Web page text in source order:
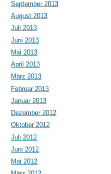
September 2013
August 2013
Juli 2013
Juni 2013
Mai 2013
April 2013
März 2013
Februar 2013
Januar 2013
Dezember 2012
Oktober 2012
Juli 2012
Juni 2012
Mai 2012